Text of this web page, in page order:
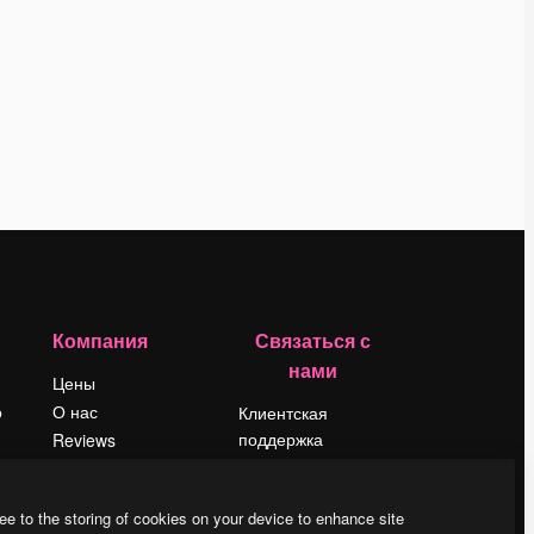
Компания
Цены
О нас
Reviews
Блог
Связаться с
нами
Клиентская
поддержка
LinkedIn
to the storing of cookies on your device to enhance site